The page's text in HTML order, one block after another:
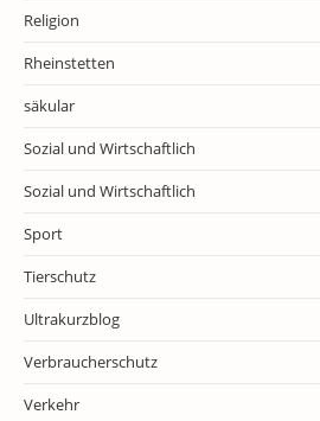
Religion
Rheinstetten
säkular
Sozial und Wirtschaftlich
Sozial und Wirtschaftlich
Sport
Tierschutz
Ultrakurzblog
Verbraucherschutz
Verkehr